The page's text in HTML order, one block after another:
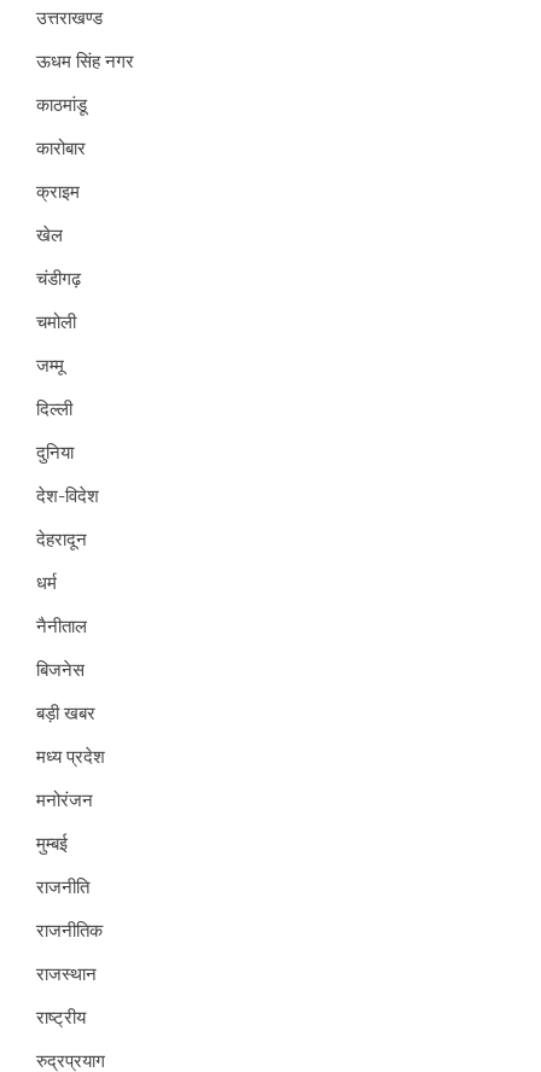
उत्तराखण्ड
ऊधम सिंह नगर
काठमांडू
कारोबार
क्राइम
खेल
चंडीगढ़
चमोली
जम्मू
दिल्ली
दुनिया
देश-विदेश
देहरादून
धर्म
नैनीताल
बिजनेस
बड़ी खबर
मध्य प्रदेश
मनोरंजन
मुम्बई
राजनीति
राजनीतिक
राजस्थान
राष्ट्रीय
रुद्रप्रयाग